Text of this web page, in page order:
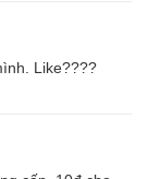
Like????